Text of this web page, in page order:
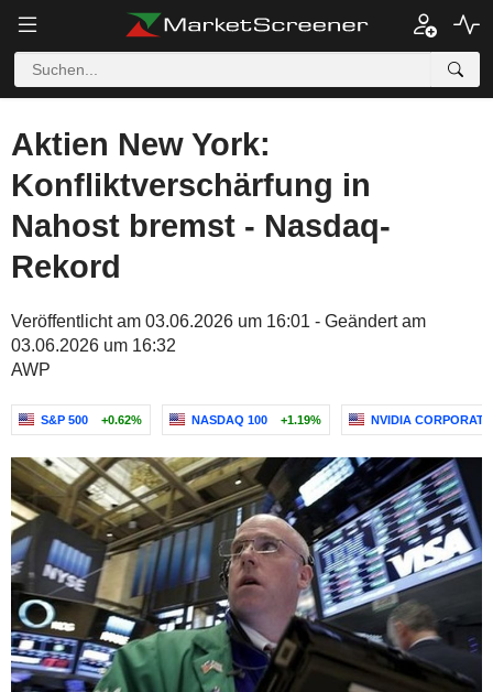
Aktien New York:
Konfliktverschärfung in
Nahost bremst - Nasdaq-
Rekord
Veröffentlicht am 03.06.2026 um 16:01 - Geändert am
03.06.2026 um 16:32
AWP
S&P 500 +0.62% NASDAQ 100 +1.19% NVIDIA